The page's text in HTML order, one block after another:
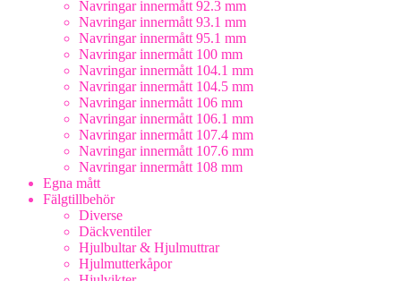
Navringar innermått 92.3 mm
Navringar innermått 93.1 mm
Navringar innermått 95.1 mm
Navringar innermått 100 mm
Navringar innermått 104.1 mm
Navringar innermått 104.5 mm
Navringar innermått 106 mm
Navringar innermått 106.1 mm
Navringar innermått 107.4 mm
Navringar innermått 107.6 mm
Navringar innermått 108 mm
Egna mått
Fälgtillbehör
Diverse
Däckventiler
Hjulbultar & Hjulmuttrar
Hjulmutterkåpor